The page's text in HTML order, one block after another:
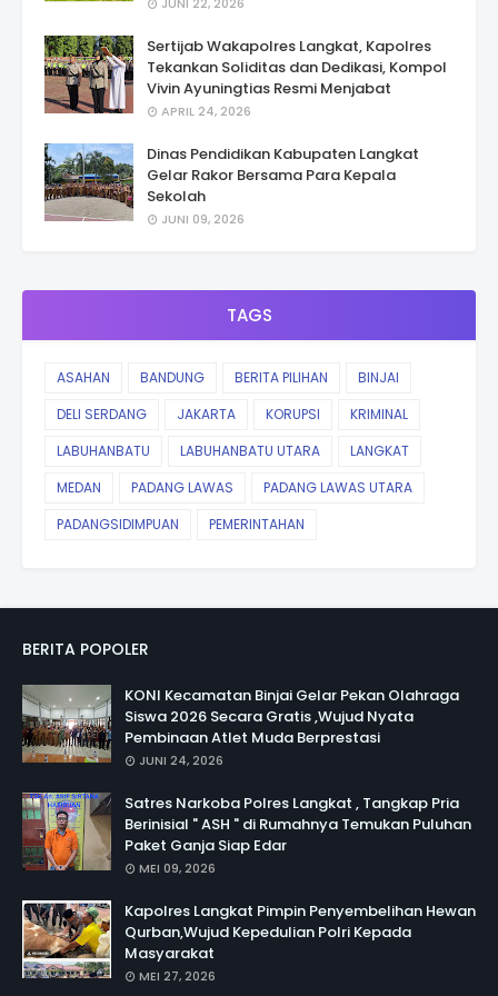
Sertijab Wakapolres Langkat, Kapolres
Tekankan Soliditas dan Dedikasi, Kompol
Vivin Ayuningtias Resmi Menjabat
APRIL 24, 2026
Dinas Pendidikan Kabupaten Langkat
Gelar Rakor Bersama Para Kepala
Sekolah
JUNI 09, 2026
TAGS
ASAHAN BANDUNG BERITA PILIHAN
BINJAI
DELI SERDANG
JAKARTA KORUPSI
KRIMINAL
LABUHANBATU
LABUHANBATU UTARA
LANGKAT
MEDAN
PADANG LAWAS
PADANG LAWAS UTARA
PADANGSIDIMPUAN
PEMERINTAHAN
BERITA POPOLER
KONI Kecamatan Binjai Gelar Pekan Olahraga
Siswa 2026 Secara Gratis ,Wujud Nyata
Pembinaan Atlet Muda Berprestasi
JUNI 24, 2026
Satres Narkoba Polres Langkat , Tangkap Pria
Berinisial " ASH " di Rumahnya Temukan Puluhan
Paket Ganja Siap Edar
MEI 09, 2026
Kapolres Langkat Pimpin Penyembelihan Hewan
Qurban,Wujud Kepedulian Polri Kepada
Masyarakat
MEI 27, 2026